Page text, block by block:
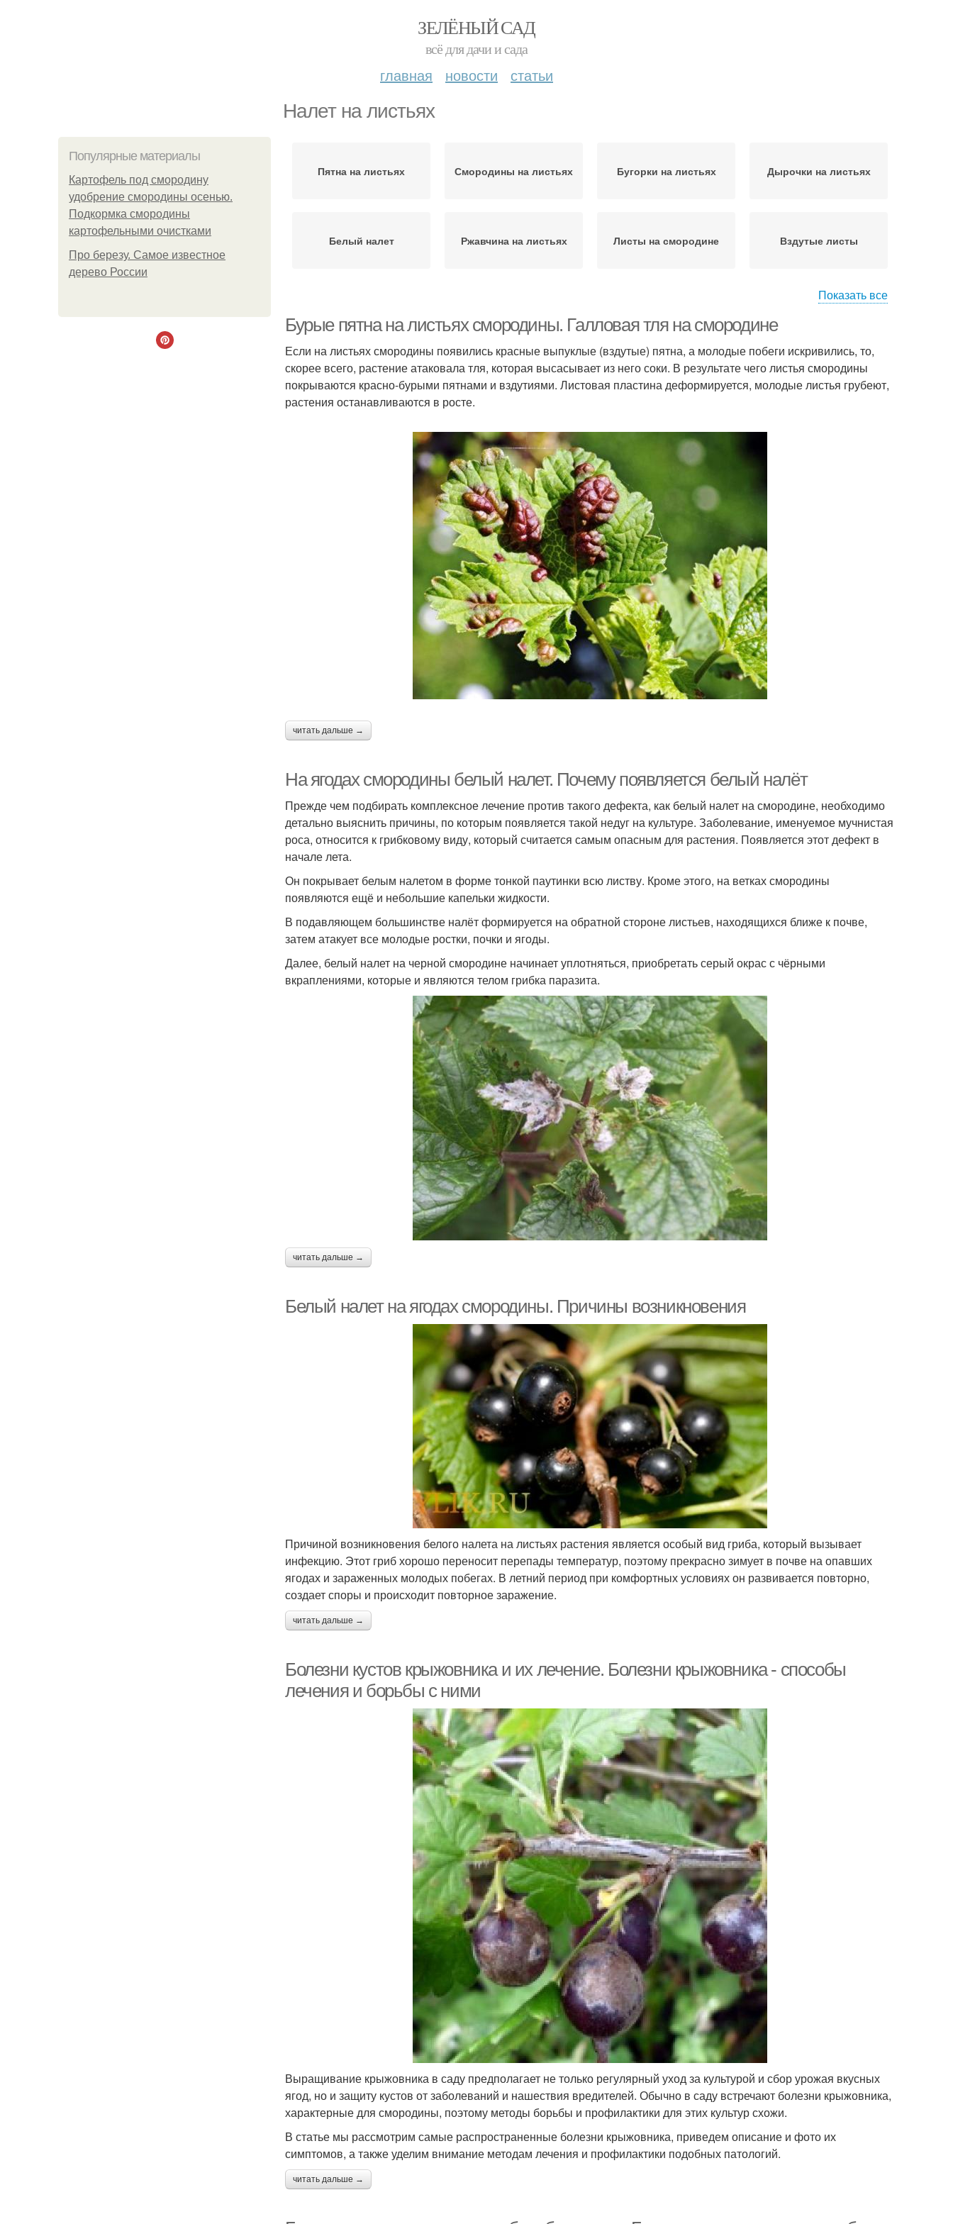
ЗЕЛЁНЫЙ САД
всё для дачи и сада
главная новости статьи
Налет на листьях
Популярные материалы
Картофель под смородину
удобрение смородины осенью.
Подкормка смородины
картофельными очистками
Про березу. Самое известное
дерево России
Пятна на листьях Смородины на листьях Бугорки на листьях Дырочки на листьях
Белый налет Ржавчина на листьях Листы на смородине Вздутые листы
Проблемы с листьями Светлые листы Налет на драцене
Показать все
Бурые пятна на листьях смородины. Галловая тля на смородине
Если на листьях смородины появились красные выпуклые (вздутые) пятна, а молодые побеги искривились, то,
скорее всего, растение атаковала тля, которая высасывает из него соки. В результате чего листья смородины
покрываются красно-бурыми пятнами и вздутиями. Листовая пластина деформируется, молодые листья грубеют,
растения останавливаются в росте.
читать дальше →
На ягодах смородины белый налет. Почему появляется белый налёт
Прежде чем подбирать комплексное лечение против такого дефекта, как белый налет на смородине, необходимо
детально выяснить причины, по которым появляется такой недуг на культуре. Заболевание, именуемое мучнистая
роса, относится к грибковому виду, который считается самым опасным для растения. Появляется этот дефект в
начале лета.
Он покрывает белым налетом в форме тонкой паутинки всю листву. Кроме этого, на ветках смородины
появляются ещё и небольшие капельки жидкости.
В подавляющем большинстве налёт формируется на обратной стороне листьев, находящихся ближе к почве,
затем атакует все молодые ростки, почки и ягоды.
Далее, белый налет на черной смородине начинает уплотняться, приобретать серый окрас с чёрными
вкраплениями, которые и являются телом грибка паразита.
читать дальше →
Белый налет на ягодах смородины. Причины возникновения
Причиной возникновения белого налета на листьях растения является особый вид гриба, который вызывает
инфекцию. Этот гриб хорошо переносит перепады температур, поэтому прекрасно зимует в почве на опавших
ягодах и зараженных молодых побегах. В летний период при комфортных условиях он развивается повторно,
создает споры и происходит повторное заражение.
читать дальше →
Болезни кустов крыжовника и их лечение. Болезни крыжовника - способы
лечения и борьбы с ними
Выращивание крыжовника в саду предполагает не только регулярный уход за культурой и сбор урожая вкусных
ягод, но и защиту кустов от заболеваний и нашествия вредителей. Обычно в саду встречают болезни крыжовника,
характерные для смородины, поэтому методы борьбы и профилактики для этих культур схожи.
В статье мы рассмотрим самые распространенные болезни крыжовника, приведем описание и фото их
симптомов, а также уделим внимание методам лечения и профилактики подобных патологий.
читать дальше →